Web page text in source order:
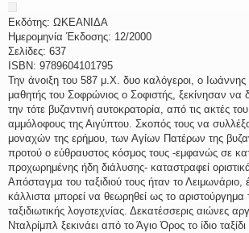
Εκδότης: ΩΚΕΑΝΙΔΑ
Ημερομηνία Έκδοσης: 12/2000
Σελίδες: 637
ISBN: 9789604101795
Την άνοιξη του 587 μ.Χ. δυο καλόγεροι, ο
μαθητής του Σοφρώνιος ο Σοφιστής, ξεκίνησαν να
την τότε βυζαντινή αυτοκρατορία, από τις ακτές
αμμόλοφους της Αιγύπτου. Σκοπός τους να
μοναχών της ερήμου, των Αγίων Πατέρων της
προτού ο εύθραυστος κόσμος τους -εμφανώς σε
προχωρημένης ήδη διάλυσης- καταστραφεί οριστικά
Απόσταγμα του ταξιδιού τους ήταν το Λειμωνάριο,
κάλλιστα μπορεί να θεωρηθεί ως το αριστούργημα
ταξιδιωτικής λογοτεχνίας. Δεκατέσσερις αιώνες
Νταλρίμπλ ξεκινάει από το Άγιο Όρος το ίδιο